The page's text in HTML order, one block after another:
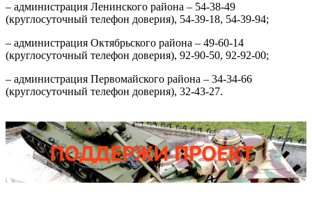
– администрация Ленинского района – 54-38-49
(круглосуточный телефон доверия), 54-39-18, 54-39-94;
– администрация Октябрьского района – 49-60-14
(круглосуточный телефон доверия), 92-90-50, 92-92-00;
– администрация Первомайского района – 34-34-66
(круглосуточный телефон доверия), 32-43-27.